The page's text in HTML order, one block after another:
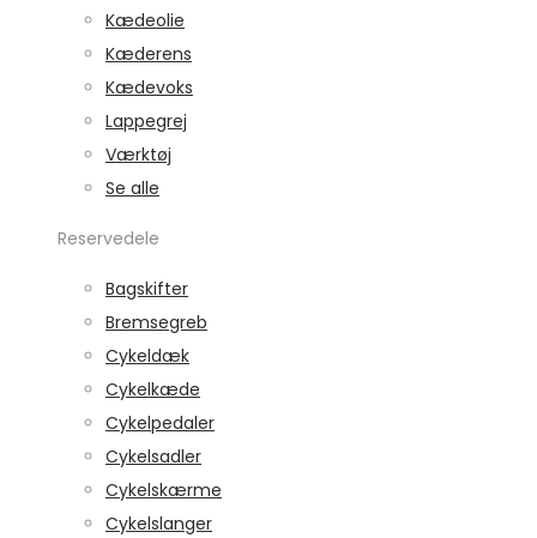
Kædeolie
Kæderens
Kædevoks
Lappegrej
Værktøj
Se alle
Reservedele
Bagskifter
Bremsegreb
Cykeldæk
Cykelkæde
Cykelpedaler
Cykelsadler
Cykelskærme
Cykelslanger